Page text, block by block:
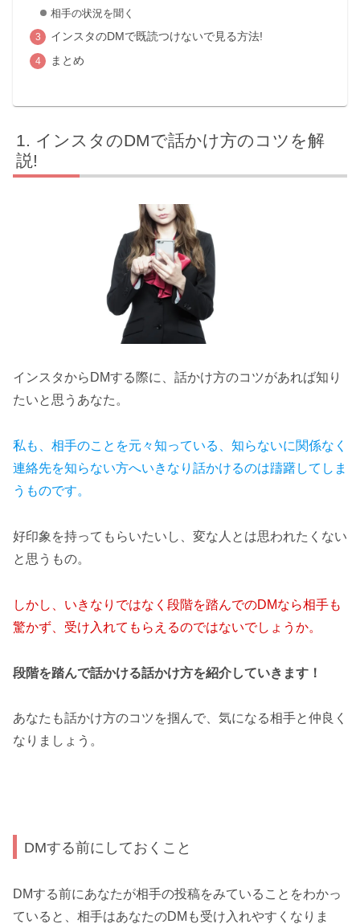
相手の状況を聞く
インスタのDMで既読つけないで見る方法!
まとめ
インスタのDMで話かけ方のコツを解
説!
インスタからDMする際に、話かけ方のコツがあれば知り
たいと思うあなた。
私も、相手のことを元々知っている、知らないに関係なく
連絡先を知らない方へいきなり話かけるのは躊躇してしま
うものです。
好印象を持ってもらいたいし、変な人とは思われたくない
と思うもの。
しかし、いきなりではなく段階を踏んでのDMなら相手も
驚かず、受け入れてもらえるのではないでしょうか。
段階を踏んで話かける話かけ方を紹介していきます！
あなたも話かけ方のコツを掴んで、気になる相手と仲良く
なりましょう。
DMする前にしておくこと
DMする前にあなたが相手の投稿をみていることをわかっ
ていると、相手はあなたのDMも受け入れやすくなりま